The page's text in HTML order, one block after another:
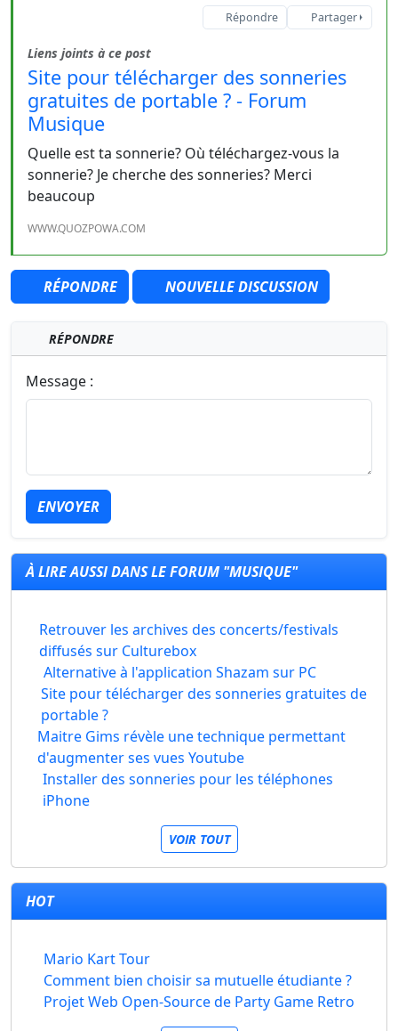
Répondre Partager
Liens joints à ce post
Site pour télécharger des sonneries
gratuites de portable ? - Forum
Musique
Quelle est ta sonnerie? Où téléchargez-vous la
sonnerie? Je cherche des sonneries? Merci
beaucoup
WWW.QUOZPOWA.COM
RÉPONDRE NOUVELLE DISCUSSION
RÉPONDRE
Message :
ENVOYER
À LIRE AUSSI DANS LE FORUM "MUSIQUE"
Retrouver les archives des concerts/festivals
diffusés sur Culturebox
Alternative à l'application Shazam sur PC
Site pour télécharger des sonneries gratuites de
portable ?
Maitre Gims révèle une technique permettant
d'augmenter ses vues Youtube
Installer des sonneries pour les téléphones
iPhone
VOIR TOUT
HOT
Mario Kart Tour
Comment bien choisir sa mutuelle étudiante ?
Projet Web Open-Source de Party Game Retro